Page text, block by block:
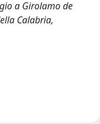
a Girolamo de
Calabria,